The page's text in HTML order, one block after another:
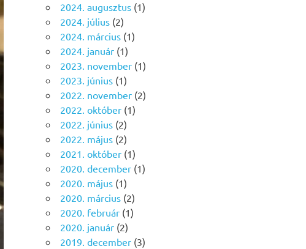
2024. augusztus (1)
2024. július (2)
2024. március (1)
2024. január (1)
2023. november (1)
2023. június (1)
2022. november (2)
2022. október (1)
2022. június (2)
2022. május (2)
2021. október (1)
2020. december (1)
2020. május (1)
2020. március (2)
2020. február (1)
2020. január (2)
2019. december (3)